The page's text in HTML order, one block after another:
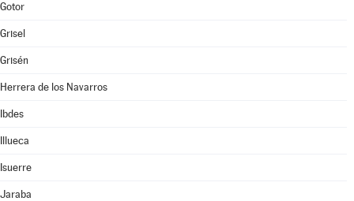
Gotor
Grisel
Grisén
Herrera de los Navarros
Ibdes
Illueca
Isuerre
Jaraba